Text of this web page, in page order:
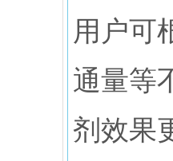
用户可
通量等
剂效果